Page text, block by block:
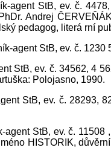
agent StB, ev. č.
Andrej
pedagog, literá rní
agent StB, ev. č.
StB, ev. č. 34562, 4
Polojasno, 1990.
StB, ev. č. 28293,
StB, ev. č.
HISTORIK,